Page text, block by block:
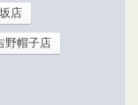
店
野帽子店